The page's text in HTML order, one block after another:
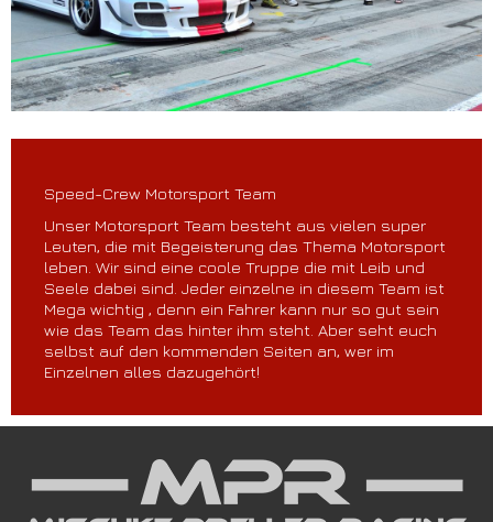
Speed-Crew Motorsport Team
Unser Motorsport Team besteht aus vielen super
Leuten, die mit Begeisterung das Thema Motorsport
leben. Wir sind eine coole Truppe die mit Leib und
Seele dabei sind. Jeder einzelne in diesem Team ist
Mega wichtig , denn ein Fahrer kann nur so gut sein
wie das Team das hinter ihm steht. Aber seht euch
selbst auf den kommenden Seiten an, wer im
Einzelnen alles dazugehört!